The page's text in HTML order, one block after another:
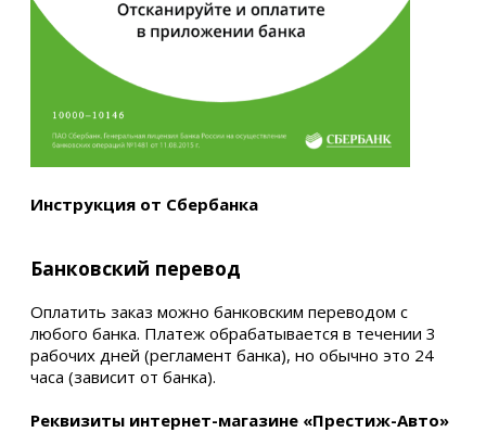
Инструкция от Сбербанка
Банковский перевод
Оплатить заказ можно банковским переводом с
любого банка. Платеж обрабатывается в течении 3
рабочих дней (регламент банка), но обычно это 24
часа (зависит от банка).
Реквизиты интернет-магазине «Престиж-Авто»